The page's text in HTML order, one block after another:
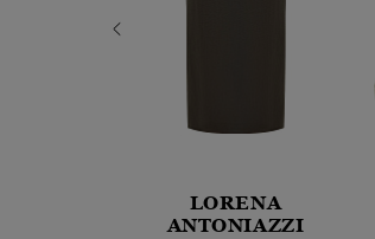
LORENA
ANTONIAZZI